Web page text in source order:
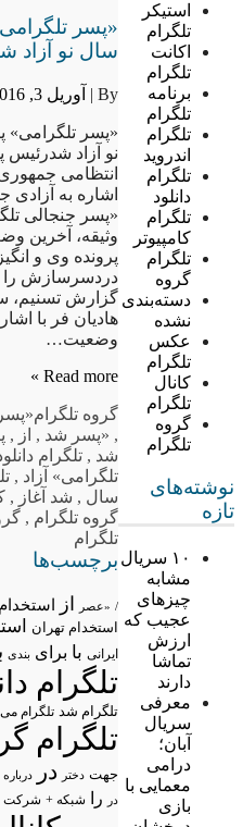
استیکر
تلگرام
اکانت
تلگرام
برنامه
تلگرام
تلگرام
اندروید
تلگرام
دانلود
تلگرام
کامپیوتر
تلگرام
گروه
دسته‌بندی
نشده
عکس
تلگرام
کانال
تلگرام
گروه
تلگرام
نوشته‌های
تازه
۱۰ سریال
مشابه
چیزهای
عجیب که
ارزش
تماشا
دارند
معرفی
سریال
آبان؛
درامی
معمایی با
بازی
«پسر
سال نو آزاد
By | آوریل 3, 2016
«پسر تلگرامی»
نو آزاد شدرئیس
انتظامی
اشاره به
«پسر جنجالی
وثیقه، آخرین
پرونده وی و
دردسرسازش را
گزارش تسنیم،
هادیان فر با
وضعیت…
Read more »
گروه تلگرام
, «پسر شد , از ,
شد , تلگرام
تلگرامی» آزاد ,
سال , شد آغاز ,
گروه تلگرام ,
تلگرام
برچسب‌ها
/ «عصر از استخدام
استخدام تهران
ایرانی با برای بندی
تلگرام
تلگرام شد تلگرام می
تلگرام
جهت دختر در درباره
در
را شبکه + شرکت